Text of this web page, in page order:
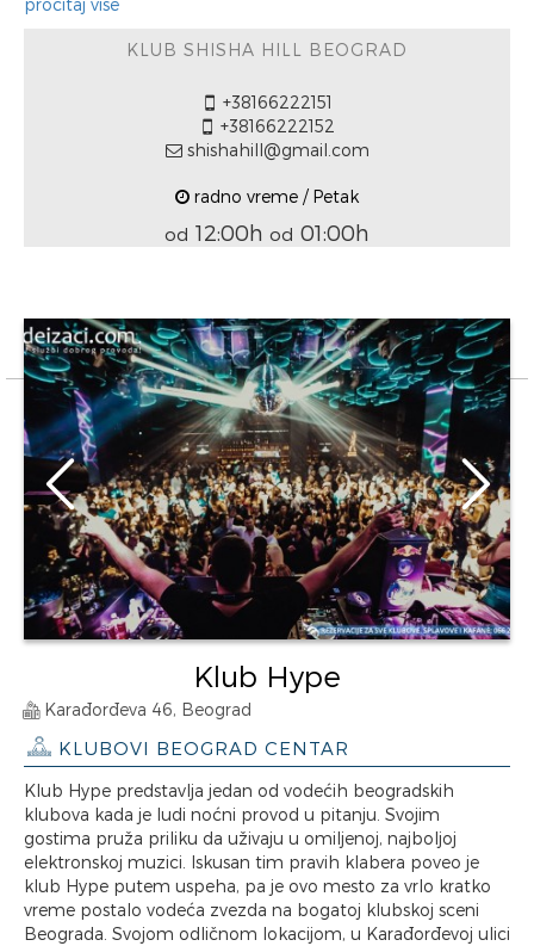
KLUB SHISHA HILL BEOGRAD
+38166222151
+38166222152
shishahill@gmail.com
radno vreme / Petak
od 12:00h od 01:00h
Klub Hype
Karađorđeva 46, Beograd
KLUBOVI BEOGRAD CENTAR
Klub Hype predstavlja jedan od vodećih beogradskih
klubova kada je ludi noćni provod u pitanju. Svojim
gostima pruža priliku da uživaju u omiljenoj, najboljoj
elektronskoj muzici. Iskusan tim pravih klabera poveo je
klub Hype putem uspeha, pa je ovo mesto za vrlo kratko
vreme postalo vodeća zvezda na bogatoj klubskoj sceni
Beograda. Svojom odličnom lokacijom, u Karađorđevoj ulici